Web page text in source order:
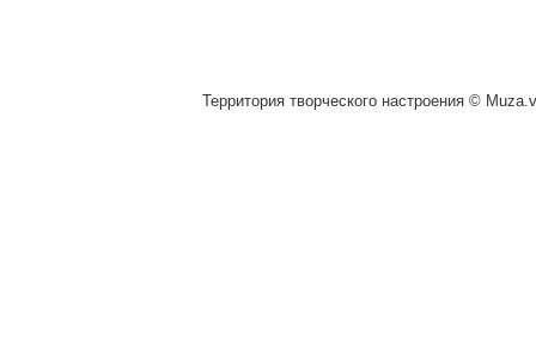
Территория творческого настроения ©